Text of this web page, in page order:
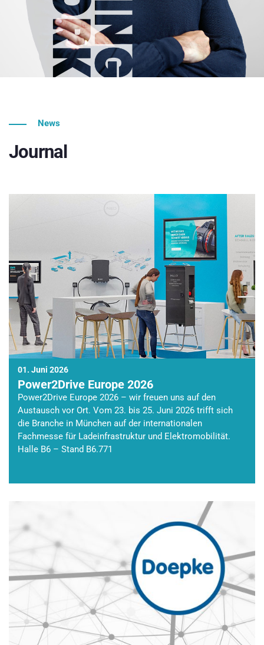
News
Journal
01. Juni 2026
Power2Drive Europe 2026
Power2Drive Europe 2026 – wir freuen uns auf den
Austausch vor Ort. Vom 23. bis 25. Juni 2026 trifft sich
die Branche in München auf der internationalen
Fachmesse für Ladeinfrastruktur und Elektromobilität.
Halle B6 – Stand B6.771